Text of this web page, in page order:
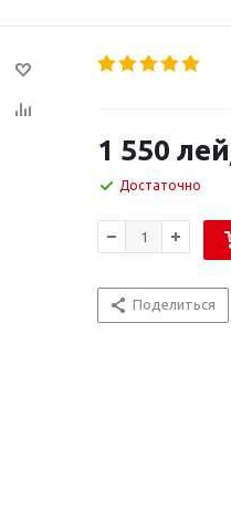
1 550 лей
Достаточно
Поделиться